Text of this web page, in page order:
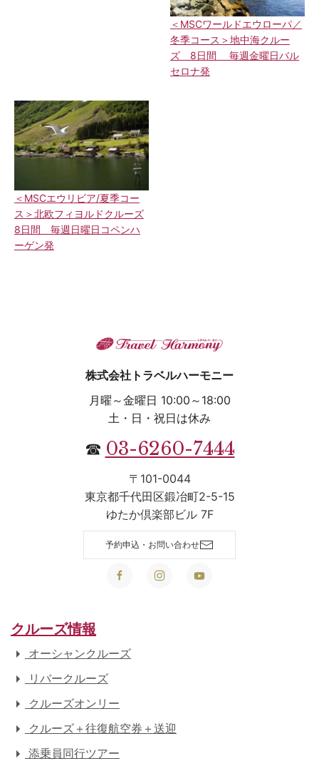
＜MSCワールドエウローパ／
冬季コース＞地中海クルー
ズ 8日間 毎週金曜日バル
セロナ発
＜MSCエウリビア/夏季コー
ス＞北欧フィヨルドクルーズ
8日間 毎週日曜日コペンハ
ーゲン発
株式会社トラベルハーモニー
月曜～金曜日 10:00～18:00
土・日・祝日は休み
☎ 03-6260-7444
〒101-0044
東京都千代田区鍛冶町2-5-15
ゆたか倶楽部ビル 7F
予約申込・お問い合わせ
クルーズ情報
オーシャンクルーズ
リバークルーズ
クルーズオンリー
クルーズ＋往復航空券＋送迎
添乗員同行ツアー